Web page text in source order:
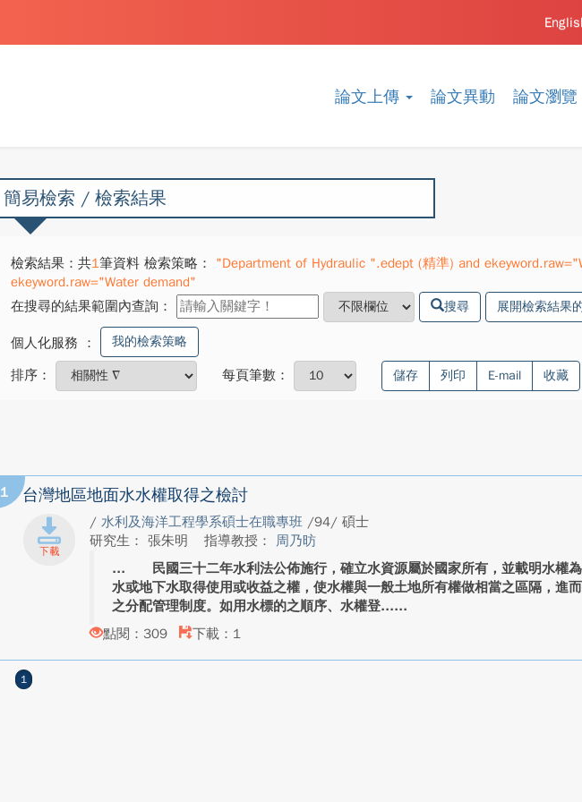
論文上傳 論文異動 論文瀏覽
簡易檢索 / 檢索結果
檢索結果：共1筆資料 檢索策略：
"Department of Hydraulic ".edept (精準) and
ekeyword.raw="Water demand"
在搜尋的結果範圍內查詢：
搜尋 展開檢索結果
個人化服務 ： 我的檢索策略
排序： 每頁筆數： 儲存 列印 E-mail 收藏
1 台灣地區地面水水權取得之檢討
/ 水利及海洋工程學系碩士在職專班 /94/ 碩士
研究生： 張朱明
指導教授： 周乃昉
民國三十二年水利法公佈施行，確立水資源屬於國家所有，並載明水權
水或地下水取得使用或收益之權，使水權與一般土地所有權做相當之區隔，進
之分配管理制度。如用水標的之順序、水權登...
點閱：309
下載：1
1